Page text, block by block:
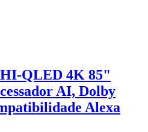
QLED 4K 85"
AI, Dolby
Alexa